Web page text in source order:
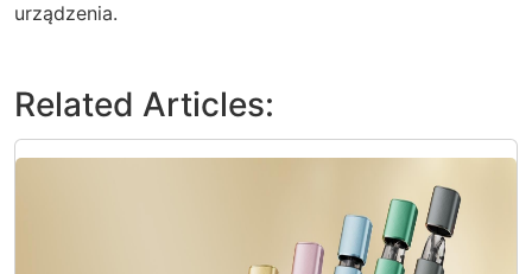
urządzenia.
Related Articles: